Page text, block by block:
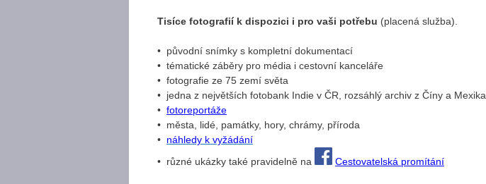
Tisíce fotografií k dispozici i pro vaši potřebu (placená služba).
• původní snímky s kompletní dokumentací
• tématické záběry pro média i cestovní kanceláře
• fotografie ze 75 zemí světa
• jedna z největších fotobank Indie v ČR, rozsáhlý archiv z Číny a Mexika
• fotoreportáže
• města, lidé, památky, hory, chrámy, příroda
• náhledy k vyžádání
• různé ukázky také pravidelně na
Cestovatelská promítání